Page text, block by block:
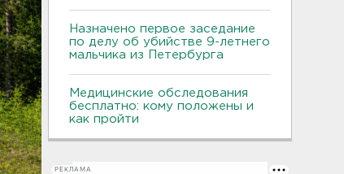
Назначено первое заседание
по делу об убийстве 9-летнего
мальчика из Петербурга
Медицинские обследования
бесплатно: кому положены и
как пройти
РЕКЛАМА